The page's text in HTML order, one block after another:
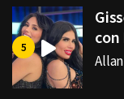
con